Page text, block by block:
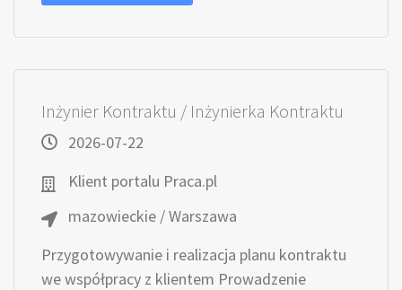
Inżynier Kontraktu / Inżynierka Kontraktu
2026-07-22
Klient portalu Praca.pl
mazowieckie / Warszawa
Przygotowywanie i realizacja planu kontraktu
we współpracy z klientem Prowadzenie